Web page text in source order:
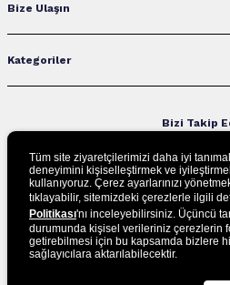
Bize Ulaşın
Kategoriler
Bizi Takip
Tüm site ziyaretçilerimizi daha iyi
deneyimini kişiselleştirmek ve
kullanıyoruz. Çerez ayarlarınızı
tıklayabilir, sitemizdeki çerezlerle ilgili
Politikası'nı inceleyebilirsiniz. Üçüncü
durumunda kişisel verileriniz çerezlerin
getirebilmesi için bu kapsamda bizlere
sağlayıcılara aktarılabilecektir.